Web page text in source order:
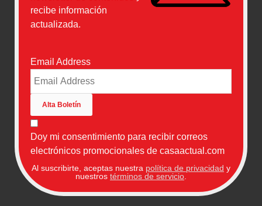
recibe información
actualizada.
Email Address
Doy mi consentimiento para recibir correos
electrónicos promocionales de casaactual.com
Al suscribirte, aceptas nuestra política de privacidad y
nuestros términos de servicio